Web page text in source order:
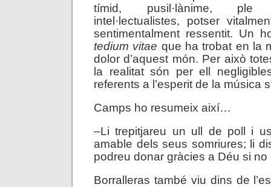
tímid, pusil·lànime, ple
intel·lectualistes, potser
sentimentalment ressentit. Un
tedium vitae que ha trobat en la
dolor d’aquest món. Per això
la realitat són per ell
referents a l’esperit de la música
Camps ho resumeix així…
–Li trepitjareu un ull de poll i
amable dels seus somriures; li
podreu donar gràcies a Déu si
Borralleras també viu dins de